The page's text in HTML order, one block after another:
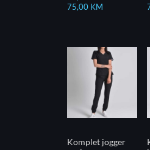
75,00 KM
Komplet jogger